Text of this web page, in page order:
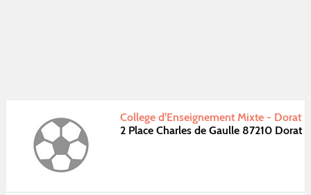
College d'Enseignement Mixte - Dorat
2 Place Charles de Gaulle 87210 Dorat